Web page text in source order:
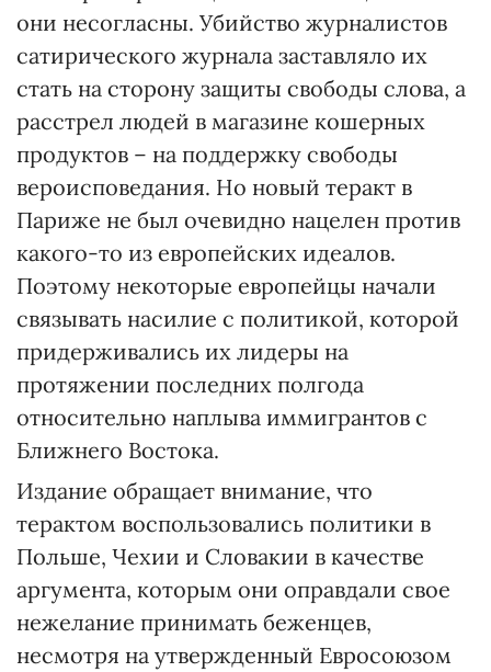
они несогласны. Убийство журналистов
сатирического журнала заставляло их
стать на сторону защиты свободы слова, а
расстрел людей в магазине кошерных
продуктов – на поддержку свободы
вероисповедания. Но новый теракт в
Париже не был очевидно нацелен против
какого-то из европейских идеалов.
Поэтому некоторые европейцы начали
связывать насилие с политикой, которой
придерживались их лидеры на
протяжении последних полгода
относительно наплыва иммигрантов с
Ближнего Востока.
Издание обращает внимание, что
терактом воспользовались политики в
Польше, Чехии и Словакии в качестве
аргумента, которым они оправдали свое
нежелание принимать беженцев,
несмотря на утвержденный Евросоюзом